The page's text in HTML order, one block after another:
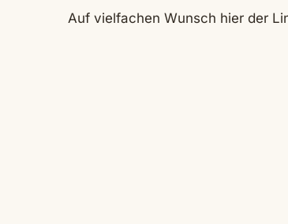
Auf vielfachen Wunsch hier der